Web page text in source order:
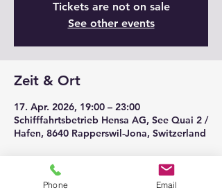
Tickets are not on sale
See other events
Zeit & Ort
17. Apr. 2026, 19:00 – 23:00
Schifffahrtsbetrieb Hensa AG, See Quai 2 /
Hafen, 8640 Rapperswil-Jona, Switzerland
Über die Veranstaltung
Phone Email